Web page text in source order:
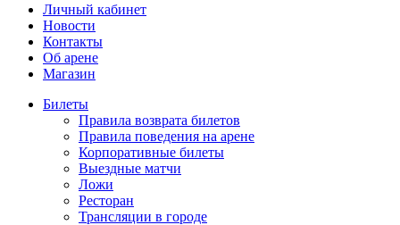
Личный кабинет
Новости
Контакты
Об арене
Магазин
Билеты
Правила возврата билетов
Правила поведения на арене
Корпоративные билеты
Выездные матчи
Ложи
Ресторан
Трансляции в городе